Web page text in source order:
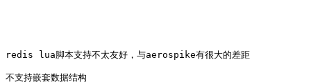
redis lua脚本支持不太友好，与aerospike有很大的差距
不支持嵌套数据结构